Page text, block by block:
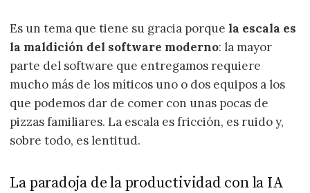
Es un tema que tiene su gracia porque la escala es
la maldición del software moderno: la mayor
parte del software que entregamos requiere
mucho más de los míticos uno o dos equipos a los
que podemos dar de comer con unas pocas de
pizzas familiares. La escala es fricción, es ruido y,
sobre todo, es lentitud.
La paradoja de la productividad con la IA